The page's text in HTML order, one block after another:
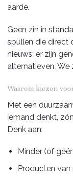
aarde.
Geen zin in
spullen die direct
nieuws: er zijn
alternatieven. We
Waarom kiezen
Met een
iemand denkt,
Denk aan:
Minder (of
Producten